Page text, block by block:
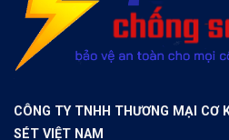
CÔNG TY TNHH THƯƠNG MẠI CƠ
SÉT VIỆT NAM